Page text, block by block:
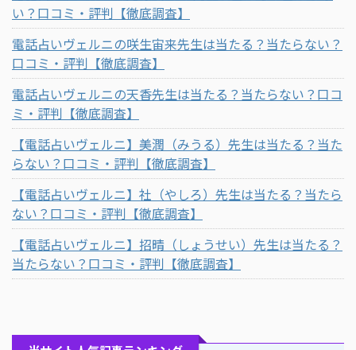
い？口コミ・評判【徹底調査】
電話占いヴェルニの咲生宙来先生は当たる？当たらない？
口コミ・評判【徹底調査】
電話占いヴェルニの天香先生は当たる？当たらない？口コ
ミ・評判【徹底調査】
【電話占いヴェルニ】美潤（みうる）先生は当たる？当た
らない？口コミ・評判【徹底調査】
【電話占いヴェルニ】社（やしろ）先生は当たる？当たら
ない？口コミ・評判【徹底調査】
【電話占いヴェルニ】招晴（しょうせい）先生は当たる？
当たらない？口コミ・評判【徹底調査】